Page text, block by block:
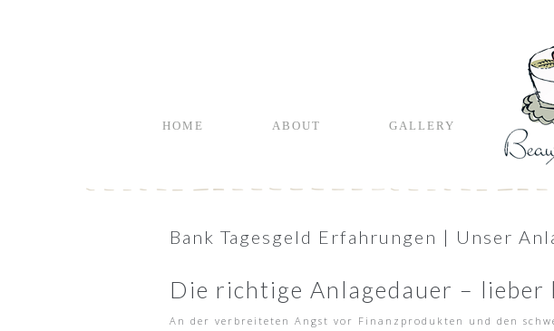
HOME ABOUT GALLERY
Bank Tagesgeld Erfahrungen | Unser
Die richtige Anlagedauer – lieber
An der verbreiteten Angst vor Finanzprodukten und den